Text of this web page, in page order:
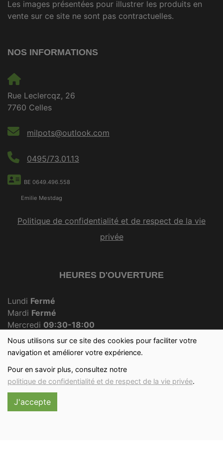
Nous utilisons sur ce site des cookies pour faciliter votre
navigation et améliorer votre expérience.
Pour en savoir plus, consultez notre
politique de confidentialité et de respect de la vie privée.
J'accepte
Les images présentées pour illustrer les produits en
vente sur ce site ne sont pas contractuelles.
NOS INFORMATIONS
Rue Leclercqz, 26
7760 Celles
milpots@outlook.com
0495/73.01.13
BE 0649.496.558
Emilie Mestdag
Politique de confidentialité et de respect de la vie
privée
HEURES D'OUVERTURE
Lundi Fermé
Mardi Fermé
Mercredi 09:30-18:00
JeudiFermé
Vendredi 09:30-18:00
Dimanche09:30-12:00